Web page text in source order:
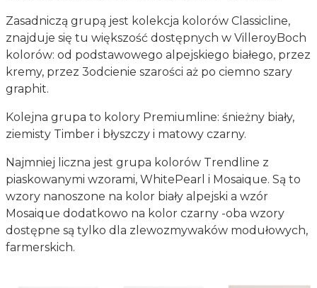
Zasadniczą grupą jest kolekcja kolorów Classicline,
znajduje się tu większość dostępnych w VilleroyBoch
kolorów: od podstawowego alpejskiego białego, przez
kremy, przez 3odcienie szarości aż po ciemno szary
graphit.
Kolejna grupa to kolory Premiumline: śnieżny biały,
ziemisty Timber i błyszczy i matowy czarny.
Najmniej liczna jest grupa kolorów Trendline z
piaskowanymi wzorami, WhitePearl i Mosaique. Są to
wzory nanoszone na kolor biały alpejski a wzór
Mosaique dodatkowo na kolor czarny -oba wzory
dostępne są tylko dla zlewozmywaków modułowych,
farmerskich.